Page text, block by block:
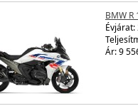
BMW R
Évjárat:
Ár: 9